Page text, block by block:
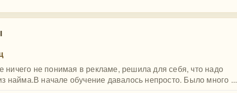
не понимая в рекламе, решила для себя, что надо
найма.В начале обучение давалось непросто. Было много ...